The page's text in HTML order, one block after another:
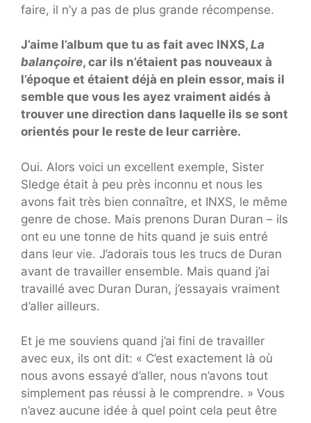
faire, il n’y a pas de plus grande récompense.
J’aime l’album que tu as fait avec INXS, La
balançoire, car ils n’étaient pas nouveaux à
l’époque et étaient déjà en plein essor, mais il
semble que vous les ayez vraiment aidés à
trouver une direction dans laquelle ils se sont
orientés pour le reste de leur carrière.
Oui. Alors voici un excellent exemple, Sister
Sledge était à peu près inconnu et nous les
avons fait très bien connaître, et INXS, le même
genre de chose. Mais prenons Duran Duran – ils
ont eu une tonne de hits quand je suis entré
dans leur vie. J’adorais tous les trucs de Duran
avant de travailler ensemble. Mais quand j’ai
travaillé avec Duran Duran, j’essayais vraiment
d’aller ailleurs.
Et je me souviens quand j’ai fini de travailler
avec eux, ils ont dit: « C’est exactement là où
nous avons essayé d’aller, nous n’avons tout
simplement pas réussi à le comprendre. » Vous
n’avez aucune idée à quel point cela peut être